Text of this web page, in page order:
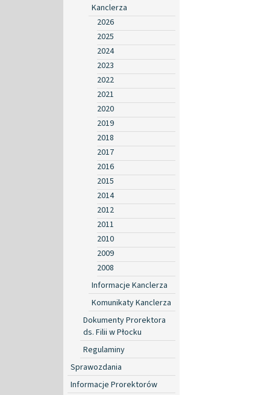
Kanclerza
2026
2025
2024
2023
2022
2021
2020
2019
2018
2017
2016
2015
2014
2012
2011
2010
2009
2008
Informacje Kanclerza
Komunikaty Kanclerza
Dokumenty Prorektora
ds. Filii w Płocku
Regulaminy
Sprawozdania
Informacje Prorektorów